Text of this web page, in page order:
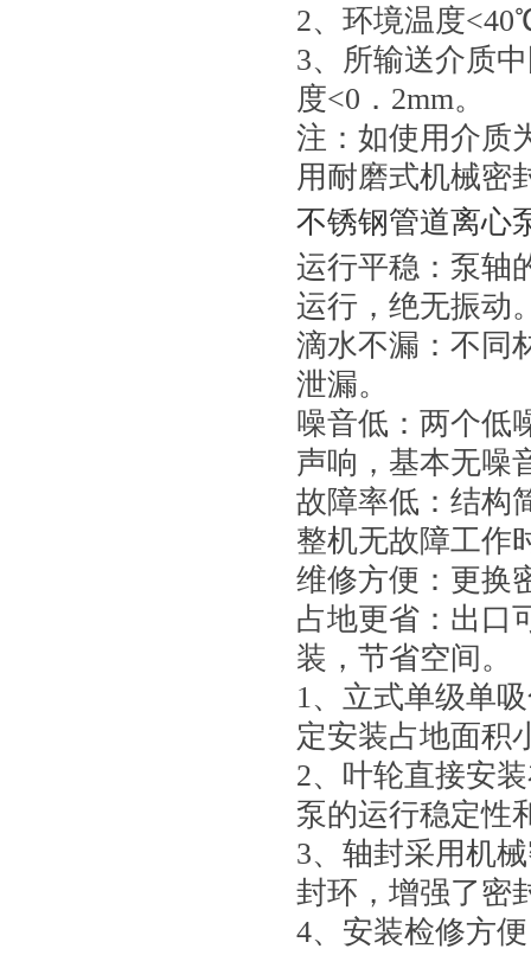
2、环境温度
3、所输送介质
度<0．2mm。
注：如使用介质
用耐磨式机械密
不锈钢管道离心
运行平稳：泵轴
运行，绝无振动
滴水不漏：不同
泄漏。
噪音低：两个低
声响，基本无噪
故障率低：结构
整机无故障工作
维修方便：更换
占地更省：出口
装，节省空间。
1、立式单级单
定安装占地面积
2、叶轮直接安
泵的运行稳定性
3、轴封采用机
封环，增强了密
4、安装检修方